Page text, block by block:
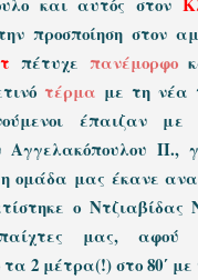
προσποίηση στον
πέτυχε πανέμορφο
τέρμα με τη νέα
έπαιζαν
Αγγελακόπουλου Π.,
η ομάδα μας έκανε
ο Ντζιαβίδας
παίχτες μας,αφού
2 μέτρα(!) στο 80΄